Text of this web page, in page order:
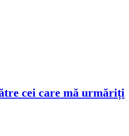
cei care mă urmăriți